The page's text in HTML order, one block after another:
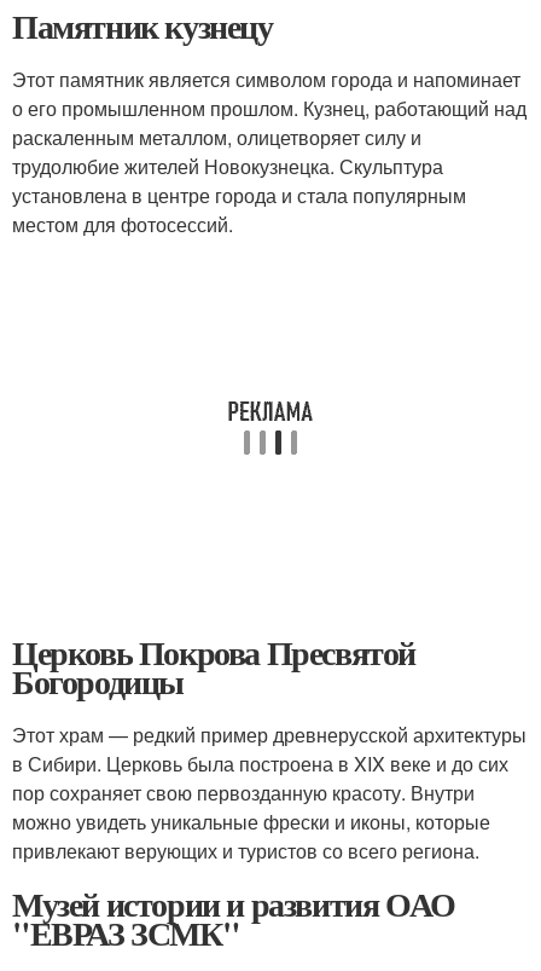
Памятник кузнецу
Этот памятник является символом города и напоминает
о его промышленном прошлом. Кузнец, работающий над
раскаленным металлом, олицетворяет силу и
трудолюбие жителей Новокузнецка. Скульптура
установлена в центре города и стала популярным
местом для фотосессий.
Церковь Покрова Пресвятой
Богородицы
Этот храм — редкий пример древнерусской архитектуры
в Сибири. Церковь была построена в XIX веке и до сих
пор сохраняет свою первозданную красоту. Внутри
можно увидеть уникальные фрески и иконы, которые
привлекают верующих и туристов со всего региона.
Музей истории и развития ОАО
"ЕВРАЗ ЗСМК"